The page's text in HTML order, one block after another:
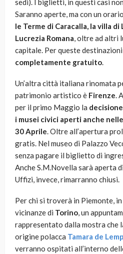
sedi). I biglietti, in questi casi
Saranno aperte, ma con un
le Terme di Caracalla, la villa
Lucrezia Romana, oltre ad altri
capitale. Per queste destinazioni
completamente gratuito.
Un’altra città italiana rinomata
patrimonio artistico è Firenze.
per il primo Maggio la
i musei civici aperti anche
30 Aprile. Oltre all’apertura
gratis. Nel museo di Palazzo
senza pagare il biglietto di
Anche S.M.Novella sarà aperta
Uffizi, invece, rimarranno chiusi.
Per chi si troverà in Piemonte,
vicinanze di Torino, un
rappresentato dalla mostra che
origine polacca Tamara de
verranno ospitati all’interno